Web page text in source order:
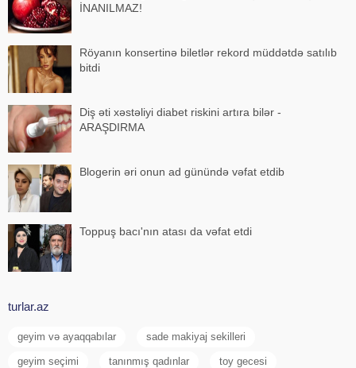
İNANILMAZ!
Röyanın konsertinə biletlər rekord müddətdə satılıb
bitdi
Diş əti xəstəliyi diabet riskini artıra bilər -
ARAŞDIRMA
Blogerin əri onun ad günündə vəfat etdib
Toppuş bacı'nın atası da vəfat etdi
turlar.az
geyim və ayaqqabılar sade makiyaj sekilleri
geyim seçimi tanınmış qadınlar toy gecesi